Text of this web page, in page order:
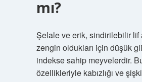
mı?
Şelale ve erik, sindirilebilir lif
zengin oldukları için düşük
indekse sahip meyvelerdir.
özellikleriyle kabızlığı ve